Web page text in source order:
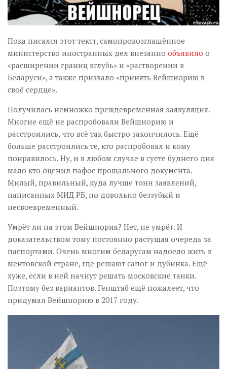
Пока писался этот текст, самопровозглашённое
министерство иностранных дел внезапно объявило о
«расширении границ вглубь» и «растворении в
Беларуси», а также призвало «принять Вейшнорию в
своё сердце».
Получилась немножко преждевременная эаякуляция.
Многие ещё не распробовали Вейшнорию и
расстроились, что всё так быстро закончилось. Ещё
больше расстроились те, кто распробовал и кому
понравилось. Ну, и в любом случае в суете буднего дня
мало кто оценил пафос прощального документа.
Милый, правильный, куда лучше тонн заявлений,
написанных МИД РБ, но довольно беззубый и
несвоевременный.
Умрёт ли на этом Вейшнория? Нет, не умрёт. И
доказательством тому постоянно растущая очередь за
паспортами. Очень многим беларусам надоело жить в
ментовской стране, где решают сапог и дубинка. Ещё
хуже, если в ней начнут решать московские танки.
Поэтому без вариантов. Генштаб ещё пожалеет, что
придумал Вейшнорию в 2017 году.